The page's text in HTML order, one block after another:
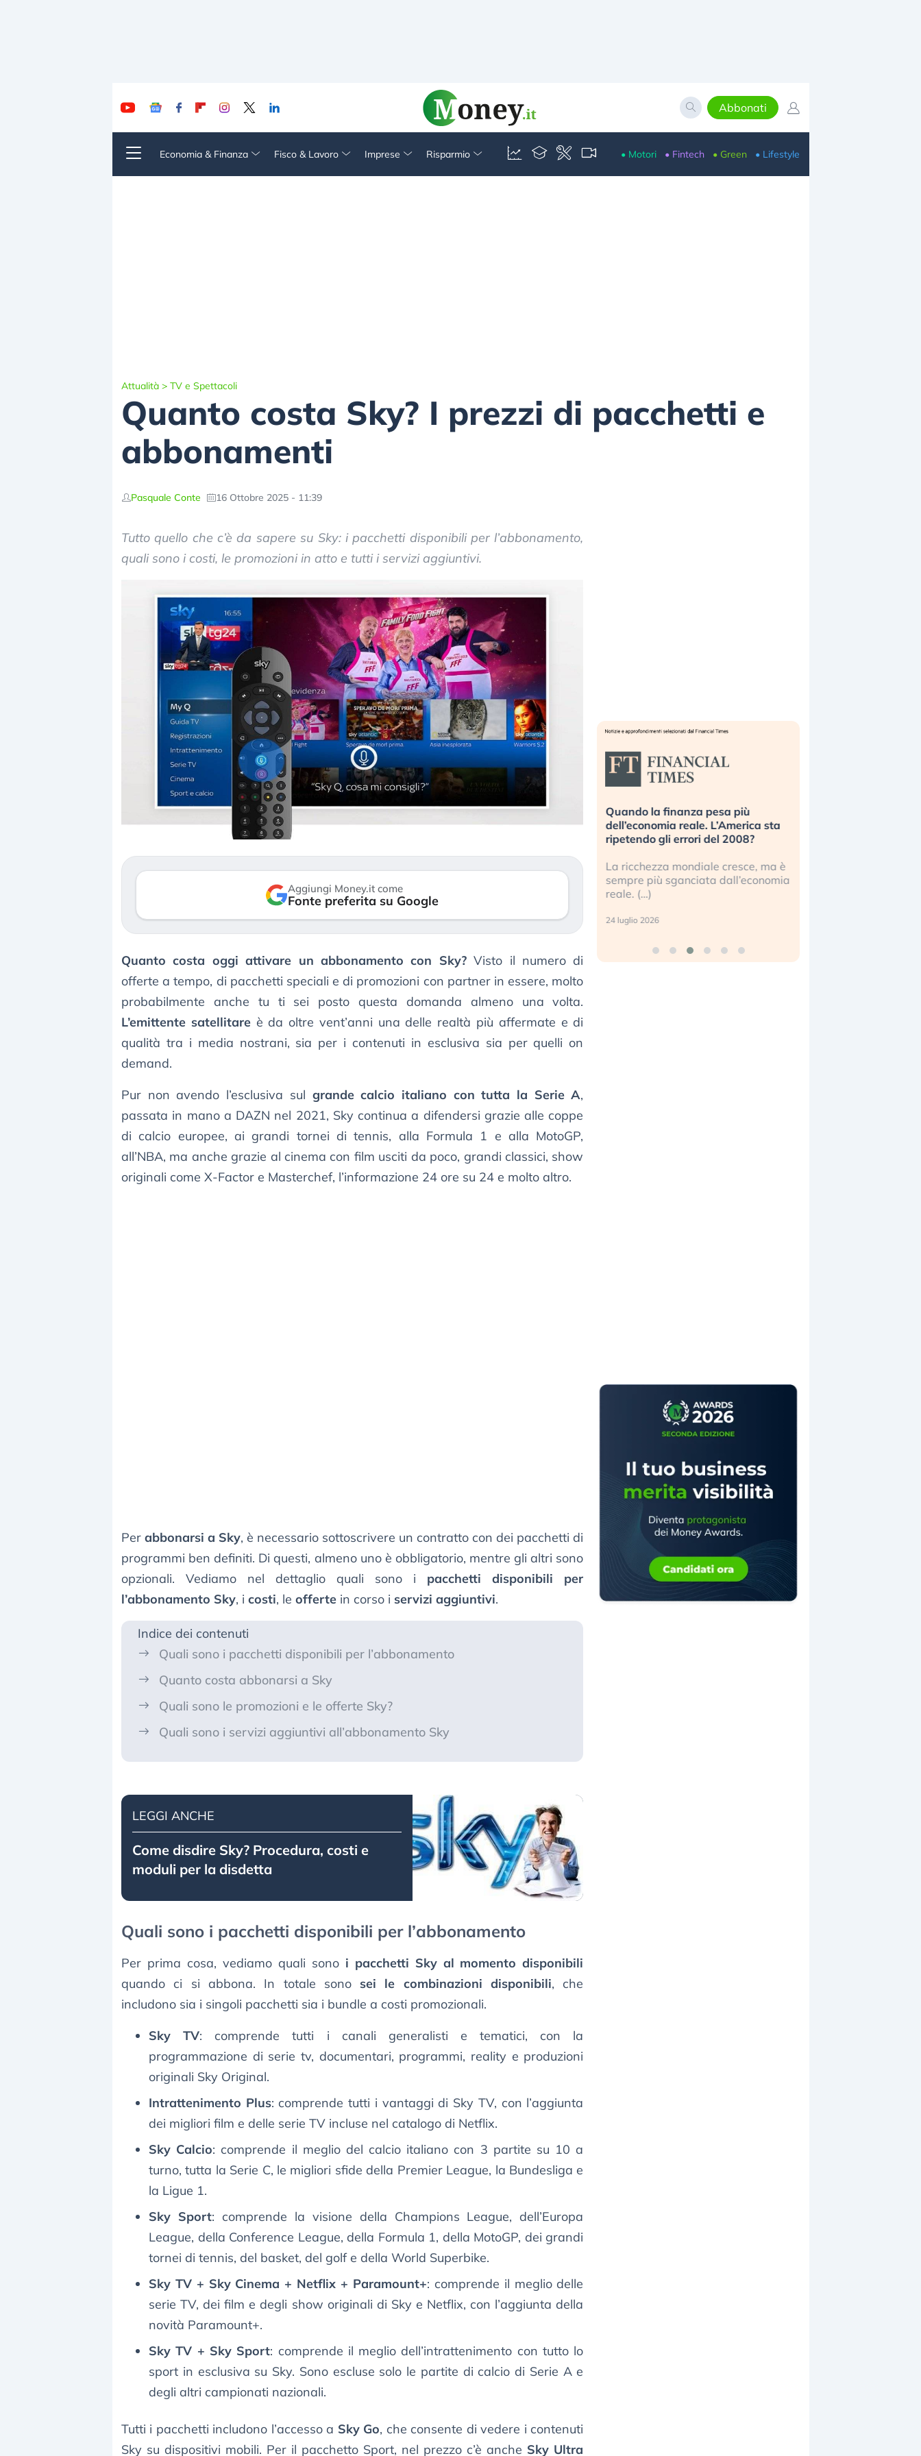
Abbonati
Economia & Finanza Fisco & Lavoro Imprese Risparmio • Motori • Fintech • Green • Lifestyle
Attualità > TV e Spettacoli
Quanto costa Sky? I prezzi di pacchetti e
abbonamenti
Pasquale Conte 16 Ottobre 2025 - 11:39
Tutto quello che c’è da sapere su Sky: i pacchetti disponibili per l’abbonamento,
quali sono i costi, le promozioni in atto e tutti i servizi aggiuntivi.
Aggiungi Money.it come
Fonte preferita su Google
Quanto costa oggi attivare un abbonamento con Sky?Visto il numero di
offerte a tempo, di pacchetti speciali e di promozioni con partner in essere, molto
probabilmente anche tu ti sei posto questa domanda almeno una volta.
L’emittente satellitareè da oltre vent’anni una delle realtà più affermate e di
qualità tra i media nostrani, sia per i contenuti in esclusiva sia per quelli on
demand.
Pur non avendo l’esclusiva sul grande calcio italiano con tutta la Serie A,
passata in mano a DAZN nel 2021, Sky continua a difendersi grazie alle coppe
di calcio europee, ai grandi tornei di tennis, alla Formula 1 e alla MotoGP,
all’NBA, ma anche grazie al cinema con film usciti da poco, grandi classici, show
originali come X-Factor e Masterchef, l’informazione 24 ore su 24 e molto altro.
Perabbonarsi a Sky, è necessario sottoscrivere un contratto con dei pacchetti di
programmi ben definiti. Di questi, almeno uno è obbligatorio, mentre gli altri sono
opzionali. Vediamo nel dettaglio quali sono i pacchetti disponibili per
l’abbonamento Sky, i costi, le offerte in corso i servizi aggiuntivi.
Indice dei contenuti
Quali sono i pacchetti disponibili per l’abbonamento
Quanto costa abbonarsi a Sky
Quali sono le promozioni e le offerte Sky?
Quali sono i servizi aggiuntivi all’abbonamento Sky
LEGGI ANCHE
Come disdire Sky? Procedura, costi e
moduli per la disdetta
Quali sono i pacchetti disponibili per l’abbonamento
Per prima cosa, vediamo quali sono i pacchetti Sky al momento disponibili
quando ci si abbona. In totale sono sei le combinazioni disponibili, che
includono sia i singoli pacchetti sia i bundle a costi promozionali.
Sky TV: comprende tutti i canali generalisti e tematici, con la
programmazione di serie tv, documentari, programmi, reality e produzioni
originali Sky Original.
Intrattenimento Plus: comprende tutti i vantaggi di Sky TV, con l’aggiunta
dei migliori film e delle serie TV incluse nel catalogo di Netflix.
Sky Calcio: comprende il meglio del calcio italiano con 3 partite su 10 a
turno, tutta la Serie C, le migliori sfide della Premier League, la Bundesliga e
la Ligue 1.
Sky Sport: comprende la visione della Champions League, dell’Europa
League, della Conference League, della Formula 1, della MotoGP, dei grandi
tornei di tennis, del basket, del golf e della World Superbike.
Sky TV + Sky Cinema + Netflix + Paramount+: comprende il meglio delle
serie TV, dei film e degli show originali di Sky e Netflix, con l’aggiunta della
novità Paramount+.
Sky TV + Sky Sport: comprende il meglio dell’intrattenimento con tutto lo
sport in esclusiva su Sky. Sono escluse solo le partite di calcio di Serie A e
degli altri campionati nazionali.
Tutti i pacchetti includono l’accesso a Sky Go, che consente di vedere i contenuti
Sky su dispositivi mobili. Per il pacchetto Sport, nel prezzo c’è anche Sky Ultra
Dalle valutazioni estreme alla
correzione. Cosa sta guidando il
repricing degli asset?
3 agosto 2026
«La mia vita è rovinata». Investitori
in preda al panico dopo lo scoppio
Kospi, mentre gli investitori retail (…)
30 luglio 2026
Quando la finanza pesa più
dell’economia reale. L’America sta
ripetendo gli errori del 2008?
La ricchezza mondiale cresce, ma è
sempre più sganciata dall’economia
reale. (…)
24 luglio 2026